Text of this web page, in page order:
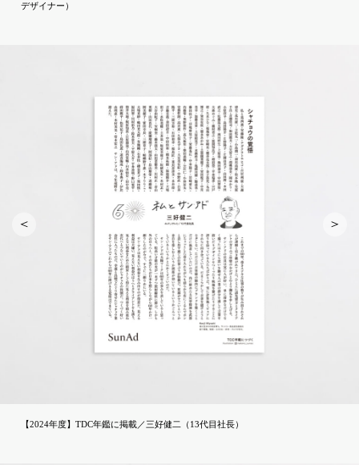
デザイナー）
【2024年度】TDC年鑑に掲載／三好健二（13代目社長）